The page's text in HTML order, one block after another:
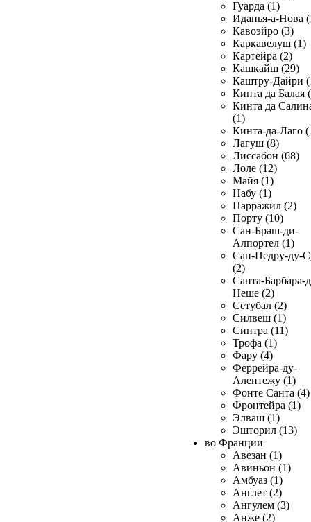
Гуарда (1)
Иданья-а-Нова
Кавоэйро (3)
Каркавелуш (1)
Картейра (2)
Кашкайш (29)
Каштру-Дайри
Кинта да Балая
Кинта да
(1)
Кинта-да-Лаго
Лагуш (8)
Лиссабон (68)
Лоле (12)
Майя (1)
Набу (1)
Парражил (2)
Порту (10)
Сан-Браш-ди-
Алпортел (1)
Сан-Педру-ду-
(2)
Санта-Барбара-
Неше (2)
Сетубал (2)
Силвеш (1)
Синтра (11)
Трофа (1)
Фару (4)
Феррейра-ду-
Алентежу (1)
Фонте Санта (4)
Фронтейра (1)
Элваш (1)
Эшторил (13)
во Франции
Авезан (1)
Авиньон (1)
Амбуаз (1)
Англет (2)
Ангулем (3)
Анже (2)